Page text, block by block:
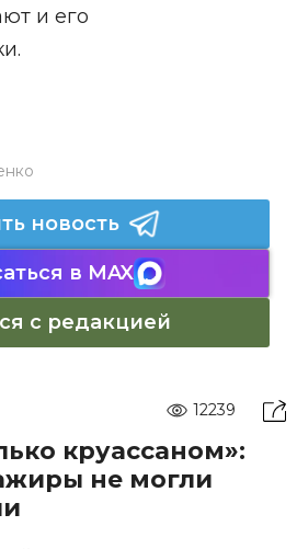
и его
новость
в MAX
с редакцией
12239
круассаном»:
не могли